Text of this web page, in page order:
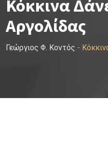
Κόκκινα
Αργολίδας
Γεώργιος Φ. Κοντός -